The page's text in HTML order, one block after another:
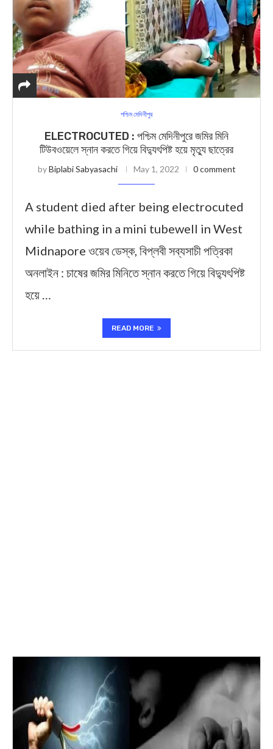
পশ্চিম মেদিনীপুর
ELECTROCUTED : পশ্চিম মেদিনীপুরে জমির মিনি
টিউবওয়েলে স্নান করতে গিয়ে বিদ্যুৎপিষ্ট হয়ে মৃত্যু ছাত্রের
byBiplabi Sabyasachi May 1, 2022 0 comment
A student died after being electrocuted
while bathing in a mini tubewell in West
Midnapore ওয়েব ডেস্ক, বিপ্লবী সব্যসাচী পত্রিকা
অনলাইন : চাষের জমির মিনিতে স্নান করতে গিয়ে বিদ্যুৎপিষ্ট
হয়ে …
READ MORE